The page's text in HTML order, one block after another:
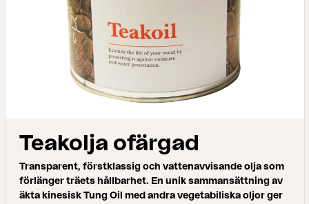
Teakolja ofärgad
Transparent, förstklassig och vattenavvisande olja som
förlänger träets hållbarhet. En unik sammansättning av
äkta kinesisk Tung Oil med andra vegetabiliska oljor ger